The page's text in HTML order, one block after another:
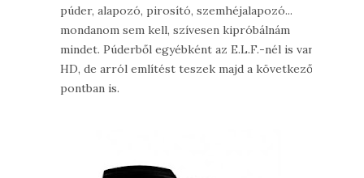
púder, alapozó, pirosító, szemhéjalapozó...
mondanom sem kell, szívesen kipróbálnám
mindet. Púderből egyébként az E.L.F.-nél is van
HD, de arról említést teszek majd a következő
pontban is.